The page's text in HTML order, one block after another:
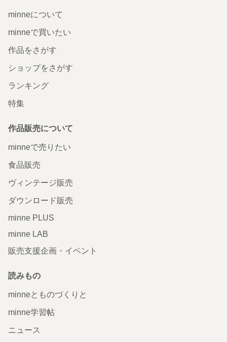
minneについて
minneで買いたい
作品をさがす
ショップをさがす
ランキング
特集
作品販売について
minneで売りたい
食品販売
ヴィンテージ販売
ダウンロード販売
minne PLUS
minne LAB
販売支援企画・イベント
読みもの
minneとものづくりと
minne学習帖
ニュース